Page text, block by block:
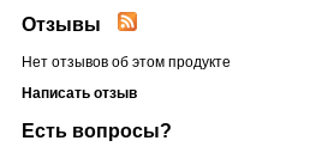
Отзывы
Нет отзывов об этом продукте
Написать отзыв
Есть вопросы?